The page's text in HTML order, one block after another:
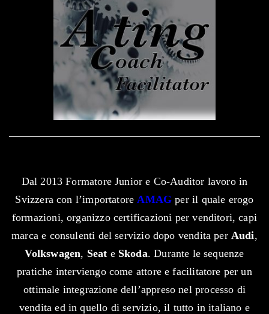
Dal 2013 Formatore Junior e Co-Auditor lavoro in
Svizzera con l’importatore AMAG per il quale erogo
formazioni, organizzo certificazioni per venditori, capi
marca e consulenti del servizio dopo vendita per Audi,
Volkswagen, Seat e Skoda. Durante le sequenze
pratiche interviengo come attore e facilitatore per un
ottimale integrazione dell’appreso nel processo di
vendita ed in quello di servizio, il tutto in italiano e